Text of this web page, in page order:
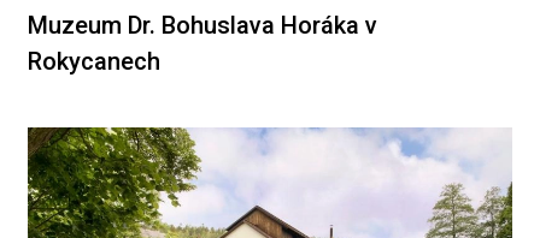
Muzeum Dr. Bohuslava Horáka v
Rokycanech